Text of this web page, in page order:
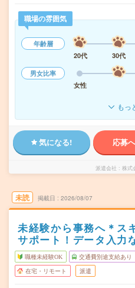
職場の雰囲気
年齢層
20代
30代
男女比率
女性
もっ
気になる! 応募
派遣会社 株式
未読 掲載日 2026/08/07
未経験から事務へ＊ス
サポート！データ入力
職種未経験OK 交通費別途支給あり
在宅・リモート 派遣